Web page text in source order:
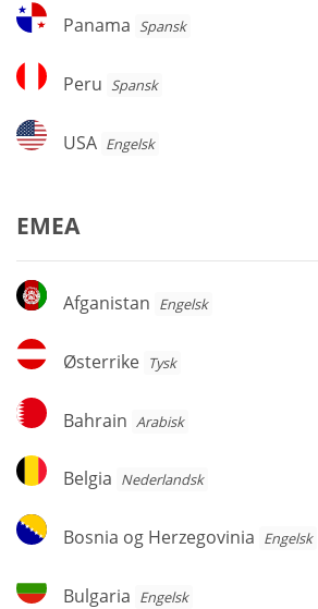
Panama
Panama Spansk
Peru
Peru Spansk
USA
USA Engelsk
EMEA
Afganistan
Afganistan Engelsk
Østerrike
Østerrike Tysk
Bahrain
Bahrain Arabisk
Belgia
Belgia Nederlandsk
Bosnia
og
Bosnia og Herzegovinia Engelsk
Bulgaria
Bulgaria Engelsk